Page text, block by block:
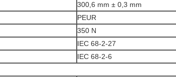
300,6 mm ± 0,3 mm
PEUR
350 N
IEC 68-2-27
IEC 68-2-6